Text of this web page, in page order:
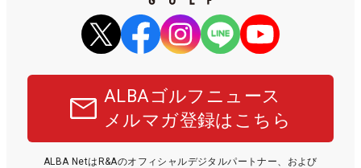
ALBAゴルフニュース
メルマガ登録はこちら
ALBA NetはR&Aのオフィシャルデジタルパートナー、および